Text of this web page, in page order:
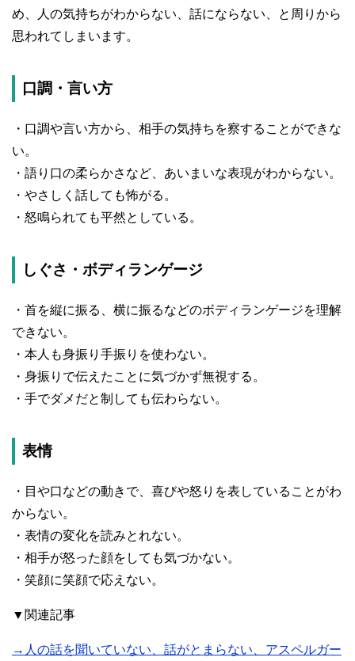
め、人の気持ちがわからない、話にならない、と周りから
思われてしまいます。
口調・言い方
・口調や言い方から、相手の気持ちを察することができな
い。
・語り口の柔らかさなど、あいまいな表現がわからない。
・やさしく話しても怖がる。
・怒鳴られても平然としている。
しぐさ・ボディランゲージ
・首を縦に振る、横に振るなどのボディランゲージを理解
できない。
・本人も身振り手振りを使わない。
・身振りで伝えたことに気づかず無視する。
・手でダメだと制しても伝わらない。
表情
・目や口などの動きで、喜びや怒りを表していることがわ
からない。
・表情の変化を読みとれない。
・相手が怒った顔をしても気づかない。
・笑顔に笑顔で応えない。
▼関連記事
→人の話を聞いていない、話がとまらない、アスペルガー